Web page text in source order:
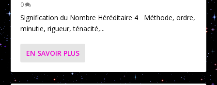
0
Signification du Nombre Héréditaire 4 Méthode, ordre,
minutie, rigueur, ténacité,...
EN SAVOIR PLUS